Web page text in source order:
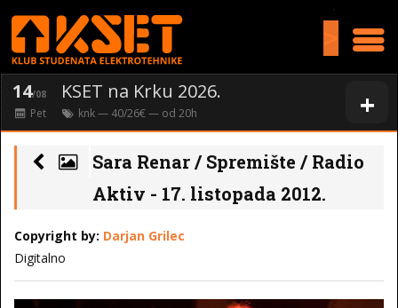
+
14/08 KSET na Krku 2026.
Pet knk— 40/26€ — od 20h
Sara Renar / Spremište / Radio
Aktiv - 17. listopada 2012.
Copyright by: Darjan Grilec
Digitalno